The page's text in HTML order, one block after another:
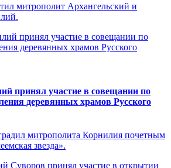
митрополит Архангельский и
принял участие в совещании по
деревянных храмов Русского
митрополита Корнилия почетным
звезда».